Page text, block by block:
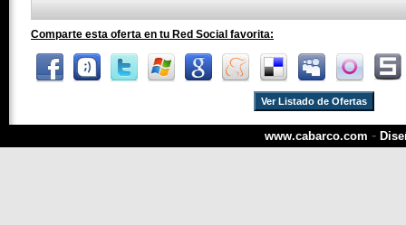
Comparte esta oferta en tu Red Social favorita:
Ver Listado de Ofertas
www.cabarco.com -